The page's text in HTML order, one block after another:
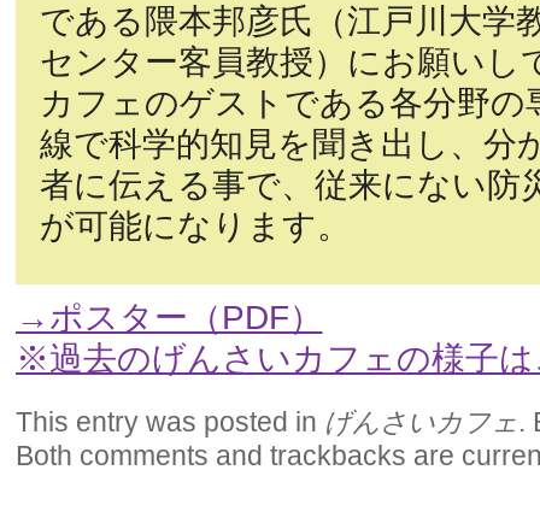
である隈本邦彦氏（江戸川大学
センター客員教授）にお願いし
カフェのゲストである各分野の
線で科学的知見を聞き出し、分
者に伝える事で、従来にない防
が可能になります。
→ポスター（PDF）
※過去のげんさいカフェの様子
This entry was posted in げんさいカフェ.
Both comments and trackbacks are